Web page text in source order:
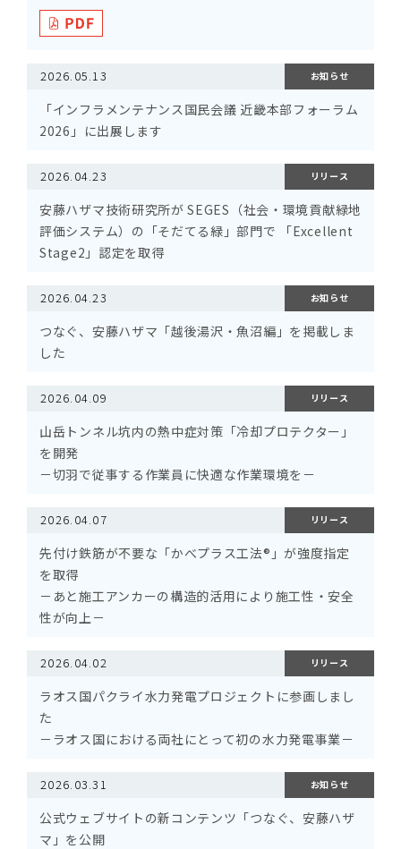
2026.05.13 お知らせ
「インフラメンテナンス国民会議 近畿本部フォーラム
2026」に出展します
2026.04.23 リリース
安藤ハザマ技術研究所が SEGES（社会・環境貢献緑地
評価システム）の「そだてる緑」部門で 「Excellent
Stage2」認定を取得
2026.04.23 お知らせ
つなぐ、安藤ハザマ「越後湯沢・魚沼編」を掲載しま
した
2026.04.09 リリース
山岳トンネル坑内の熱中症対策「冷却プロテクター」
を開発
－切羽で従事する作業員に快適な作業環境を－
2026.04.07 リリース
先付け鉄筋が不要な「かべプラス工法®」が強度指定
を取得
－あと施工アンカーの構造的活用により施工性・安全
性が向上－
2026.04.02 リリース
ラオス国パクライ水力発電プロジェクトに参画しまし
た
－ラオス国における両社にとって初の水力発電事業－
2026.03.31 お知らせ
公式ウェブサイトの新コンテンツ「つなぐ、安藤ハザ
マ」を公開